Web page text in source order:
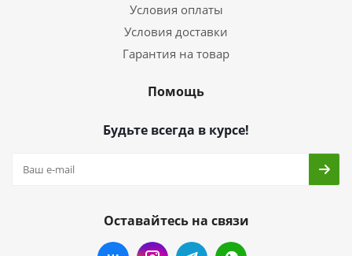
Условия оплаты
Условия доставки
Гарантия на товар
Помощь
Будьте всегда в курсе!
Оставайтесь на связи